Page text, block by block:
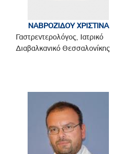
ΝΑΒΡΟΖΙΔΟΥ ΧΡΙΣΤΙΝΑ
Γαστρεντερολόγος, Ιατρικό
Διαβαλκανικό Θεσσαλονίκης